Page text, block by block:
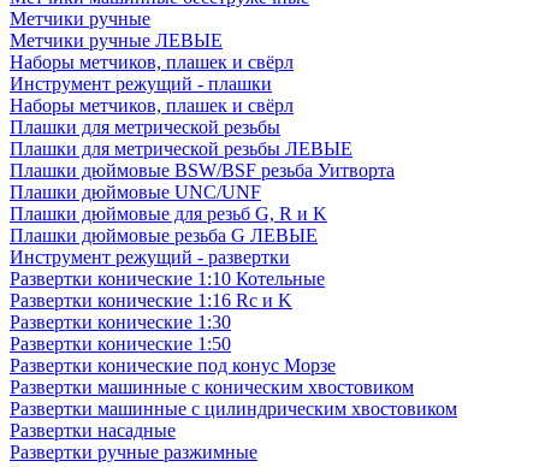
Метчики ручные
Метчики ручные ЛЕВЫЕ
Наборы метчиков, плашек и свёрл
Инструмент режущий - плашки
Наборы метчиков, плашек и свёрл
Плашки для метрической резьбы
Плашки для метрической резьбы ЛЕВЫЕ
Плашки дюймовые BSW/BSF резьба Уитворта
Плашки дюймовые UNC/UNF
Плашки дюймовые для резьб G, R и K
Плашки дюймовые резьба G ЛЕВЫЕ
Инструмент режущий - развертки
Развертки конические 1:10 Котельные
Развертки конические 1:16 Rc и K
Развертки конические 1:30
Развертки конические 1:50
Развертки конические под конус Морзе
Развертки машинные с коническим хвостовиком
Развертки машинные с цилиндрическим хвостовиком
Развертки насадные
Развертки ручные разжимные